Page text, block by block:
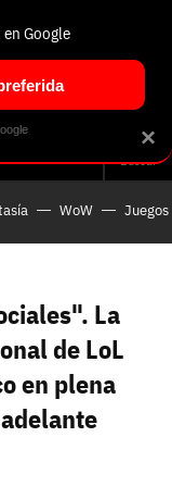
Buscar
WoW
La
de LoL
en plena
Recuperar contraseña
de usuario.
cambiarlo. Mínimo 3
Cancelar
con un
×
Google